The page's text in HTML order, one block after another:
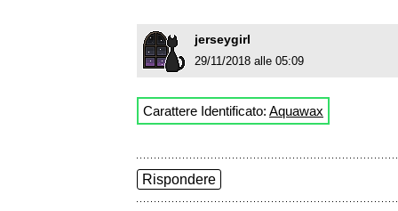
jerseygirl
29/11/2018 alle 05:09
Carattere Identificato: Aquawax
Rispondere